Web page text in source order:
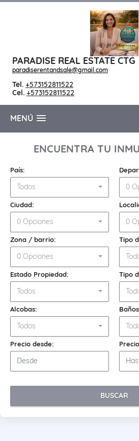
PARADISE REAL ESTATE CTG
paradiserentandsale@gmail.com
Tel. +573152811522
Cel. +573152811522
MENÚ
ENCUENTRA TU
País:
Todos 0
Ciudad:
0 Opciones 0
Zona / barrio:
0 Opciones
Tipo
Estado Propiedad:
Todos
Tipo
Alcobas:
Todos
Precio desde:
BUSCAR